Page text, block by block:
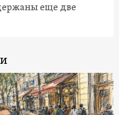
еще две